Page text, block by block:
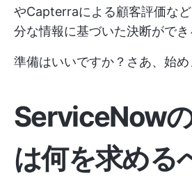
やCapterraによる顧客評価な
分な情報に基づいた決断ができ
準備はいいですか？さあ、始め
ServiceNow
は何を求める